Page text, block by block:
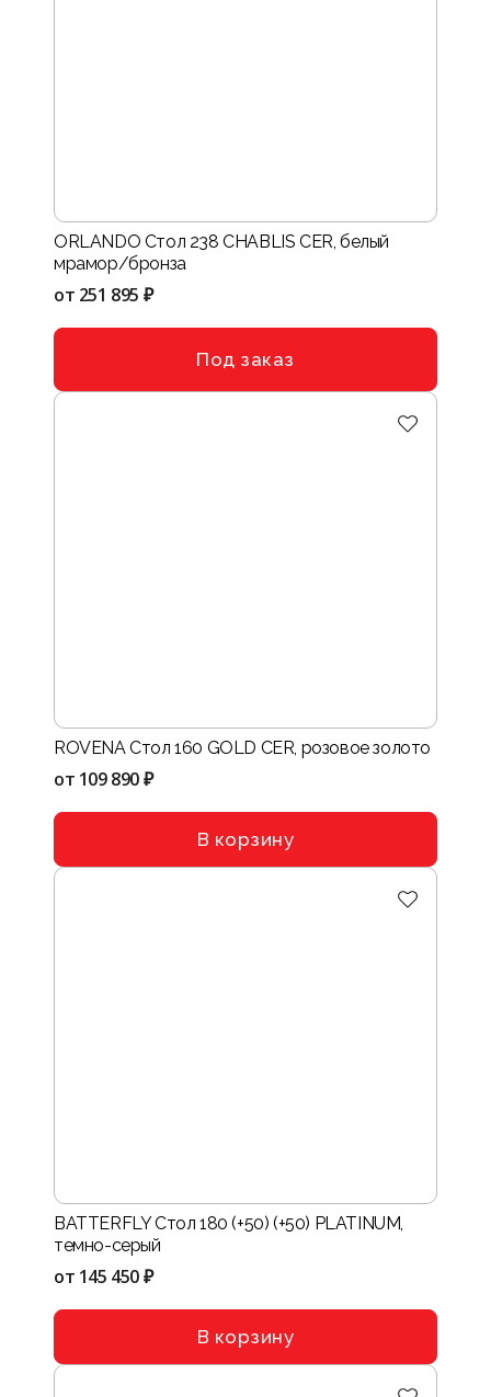
ORLANDO Стол 238 CHABLIS CER, белый
мрамор/бронза
от 251 895 ₽
Под заказ
ROVENA Стол 160 GOLD CER, розовое золото
от 109 890 ₽
В корзину
BATTERFLY Стол 180 (+50) (+50) PLATINUM,
темно-серый
от 145 450 ₽
В корзину